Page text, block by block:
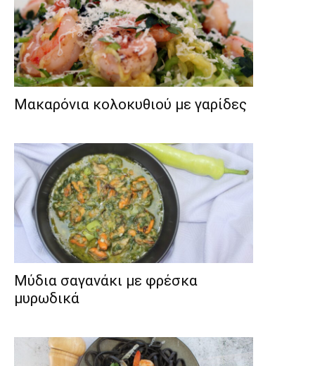
Μακαρόνια κολοκυθιού με γαρίδες
Μύδια σαγανάκι με φρέσκα
μυρωδικά